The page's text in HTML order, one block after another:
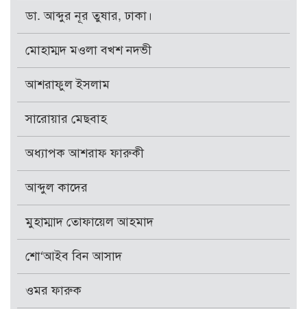
ডা. আব্দুর নূর তুষার, ঢাকা।
মোহাম্মদ মওলা বখশ নদভী
আশরাফুল ইসলাম
সারোয়ার মেছবাহ
অধ্যাপক আশরাফ ফারুকী
আব্দুল কাদের
মুহাম্মাদ তোফায়েল আহমাদ
শো‘আইব বিন আসাদ
ওমর ফারুক